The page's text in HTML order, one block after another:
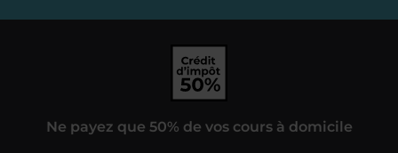
Ne payez que 50% de vos cours à domicile